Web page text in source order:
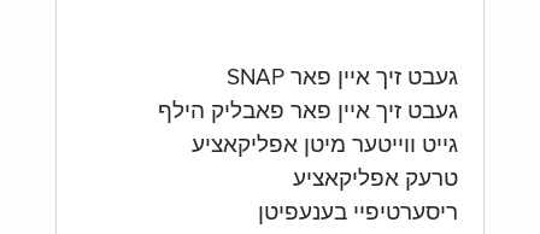
געבט זיך איין פאר SNAP
געבט זיך איין פאר פאבליק הילף
גייט ווייטער מיטן אפליקאציע
טרעק אפליקאציע
ריסערטיפיי בענעפיטן